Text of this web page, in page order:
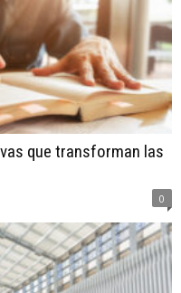
que transforman las
0